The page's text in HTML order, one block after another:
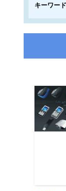
キーワー